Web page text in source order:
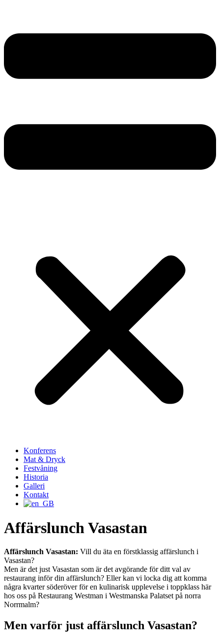
Konferens
Mat & Dryck
Festvåning
Historia
Galleri
Kontakt
Affärslunch Vasastan
Affärslunch Vasastan: Vill du äta en förstklassig affärslunch i
Vasastan?
Men är det just Vasastan som är det avgörande för ditt val av
restaurang inför din affärslunch? Eller kan vi locka dig att komma
några kvarter söderöver för en kulinarisk upplevelse i toppklass här
hos oss på Restaurang Westman i Westmanska Palatset på norra
Norrmalm?
Men varför just affärslunch Vasastan?